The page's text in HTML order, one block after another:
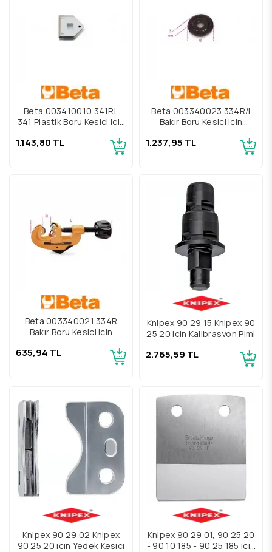
Beta 003410010 341RL
341 Plastik Boru Kesici için
1.143,80 TL
Beta 003340023 334R/l
Bakır Boru Kesici için
1.237,95 TL
Beta 003340021 334R
Bakır Boru Kesici için
635,94 TL
Knipex 90 29 15 Knipex 90
25 20 için Kalibrasyon Pimi
2.765,59 TL
Knipex 90 29 02 Knipex
90 25 20 için Yedek Kesici
Knipex 90 29 01, 90 25 20
- 90 10 185 - 90 25 185 için